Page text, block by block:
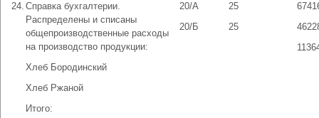
24. Справка бухгалтерии.
Распределены и списаны
общепроизводственные расходы
на производство продукции:
Хлеб Бородинский
Хлеб Ржаной
Итого:
20/А
20/Б
25
25